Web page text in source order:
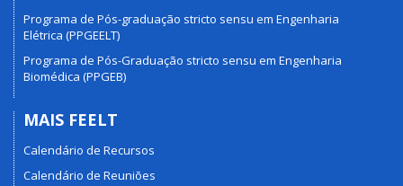
Programa de Pós-graduação stricto sensu em Engenharia
Elétrica (PPGEELT)
Programa de Pós-Graduação stricto sensu em Engenharia
Biomédica (PPGEB)
MAIS FEELT
Calendário de Recursos
Calendário de Reuniões